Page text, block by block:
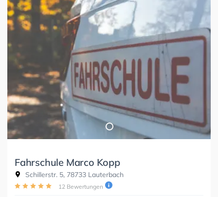
Fahrschule Marco Kopp
Schillerstr. 5, 78733 Lauterbach
12 Bewertungen